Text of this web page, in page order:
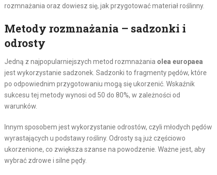
rozmnażania oraz dowiesz się, jak przygotować materiał roślinny.
Metody rozmnażania – sadzonki i
odrosty
Jedną z najpopularniejszych metod rozmnażania olea europaea
jest wykorzystanie sadzonek. Sadzonki to fragmenty pędów, które
po odpowiednim przygotowaniu mogą się ukorzenić. Wskaźnik
sukcesu tej metody wynosi od 50 do 80%, w zależności od
warunków.
Innym sposobem jest wykorzystanie odrostów, czyli młodych pędów
wyrastających u podstawy rośliny. Odrosty są już częściowo
ukorzenione, co zwiększa szanse na powodzenie. Ważne jest, aby
wybrać zdrowe i silne pędy.